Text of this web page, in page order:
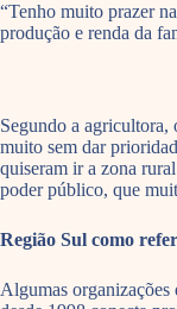
“Tenho muito prazer
produção e renda da
Segundo a agricultora,
muito sem dar
quiseram ir a zona
poder público, que
Região Sul como
Algumas